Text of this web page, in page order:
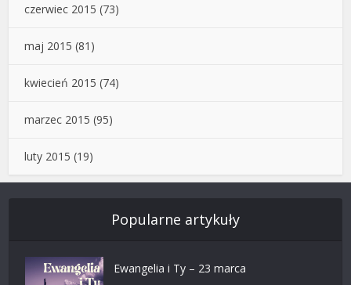
czerwiec 2015 (73)
maj 2015 (81)
kwiecień 2015 (74)
marzec 2015 (95)
luty 2015 (19)
Popularne artykuły
Ewangelia i Ty – 23 marca